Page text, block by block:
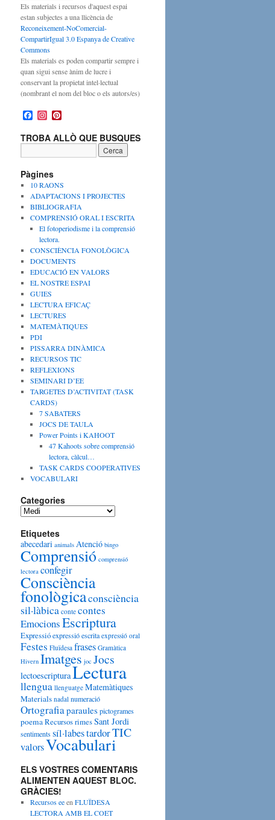
Els materials i recursos d'aquest espai
estan subjectes a una llicència de
Reconeixement-NoComercial-
CompartirIgual 3.0 Espanya de Creative
Commons
Els materials es poden compartir sempre i
quan sigui sense ànim de lucre i
conservant la propietat intel·lectual
(nombrant el nom del bloc o els autors/es)
F
c
e
b
o
k
s
t
a
r
a
m
n
t
e
s
t
TROBA ALLÒ QUE BUSQUES
Pàgines
10 RAONS
ADAPTACIONS I PROJECTES
BIBLIOGRAFIA
COMPRENSIÓ ORAL I ESCRITA
El fotoperiodisme i la comprensió
lectora.
CONSCIÈNCIA FONOLÒGICA
DOCUMENTS
EDUCACIÓ EN VALORS
EL NOSTRE ESPAI
GUIES
LECTURA EFICAÇ
LECTURES
MATEMÀTIQUES
PDI
PISSARRA DINÀMICA
RECURSOS TIC
REFLEXIONS
SEMINARI D’EE
TARGETES D’ACTIVITAT (TASK
CARDS)
7 SABATERS
JOCS DE TAULA
Power Points i KAHOOT
47 Kahoots sobre comprensió
lectora, càlcul…
TASK CARDS COOPERATIVES
VOCABULARI
Categories
C
t
e
g
r
i
e
s
Etiquetes
abecedari animals Atenció bingo
Comprensió comprensió
lectora confegir
Consciència
fonològicaconsciència
sil·làbica conte contes
EmocionsEscriptura
Expressióexpressió escrita expressió oral
Festes Fluïdesa frases Gramàtica
Hivern Imatges joc Jocs
lectoescripturaLectura
llengua llenguatge Matemàtiques
Materials nadal numeració
Ortografiaparaulespictogrames
poemaRecursosrimesSant Jordi
sentimentssíl·labestardorTIC
valorsVocabulari
ELS VOSTRES COMENTARIS
ALIMENTEN AQUEST BLOC.
GRÀCIES!
Recursos eeenFLUÏDESA
LECTORA AMB EL COET